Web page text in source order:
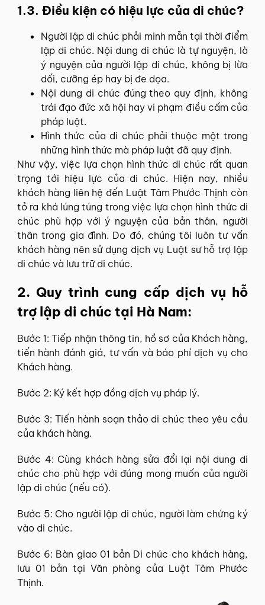
1.3. Điều kiện có hiệu lực của di chúc?
Người lập di chúc phải minh mẫn tại thời điểm
lập di chúc. Nội dung di chúc là tự nguyện, là
ý nguyện của người lập di chúc, không bị lừa
dối, cưỡng ép hay bị đe dọa.
Nội dung di chúc đúng theo quy định, không
trái đạo đức xã hội hay vi phạm điều cấm của
pháp luật.
Hình thức của di chúc phải thuộc một trong
những hình thức mà pháp luật đã quy định.
Như vậy, việc lựa chọn hình thức di chúc rất quan
trọng tới hiệu lực của di chúc. Hiện nay, nhiều
khách hàng liên hệ đến Luật Tâm Phước Thịnh còn
tỏ ra khá lúng túng trong việc lựa chọn hình thức di
chúc phù hợp với ý nguyện của bản thân, người
thân trong gia đình. Do đó, chúng tôi luôn tư vấn
khách hàng nên sử dụng dịch vụ Luật sư hỗ trợ lập
di chúc và lưu trữ di chúc.
2. Quy trình cung cấp dịch vụ hỗ
trợ lập di chúc tại Hà Nam:
Bước 1: Tiếp nhận thông tin, hồ sơ của Khách hàng,
tiến hành đánh giá, tư vấn và báo phí dịch vụ cho
Khách hàng.
Bước 2: Ký kết hợp đồng dịch vụ pháp lý.
Bước 3: Tiến hành soạn thảo di chúc theo yêu cầu
của khách hàng.
Bước 4: Cùng khách hàng sửa đổi lại nội dung di
chúc cho phù hợp với đúng mong muốn của người
lập di chúc (nếu có).
Bước 5: Cho người lập di chúc, người làm chứng ký
vào di chúc.
Bước 6: Bàn giao 01 bản Di chúc cho khách hàng,
lưu 01 bản tại Văn phòng của Luật Tâm Phước
Thịnh.